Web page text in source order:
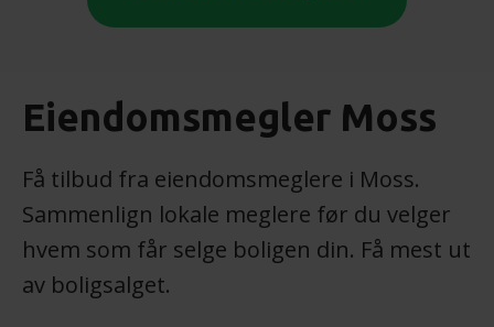
Eiendomsmegler Moss
Få tilbud fra eiendomsmeglere i Moss.
Sammenlign lokale meglere før du velger
hvem som får selge boligen din. Få mest ut
av boligsalget.